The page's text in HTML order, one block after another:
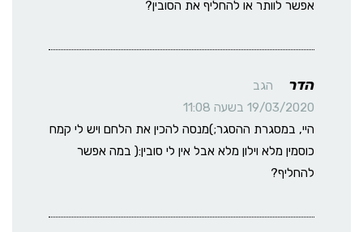
אפשר לוותר או להחליף את הסובין?
הדר
הגב
19/03/2020 בשעה 11:08
היי, במסגרת ההסגר;)מנסה להכין את הלחם ויש לי קמח
כוסמין מלא וילון מלא אבל אין לי סובין:( במה אפשר
להחליף?